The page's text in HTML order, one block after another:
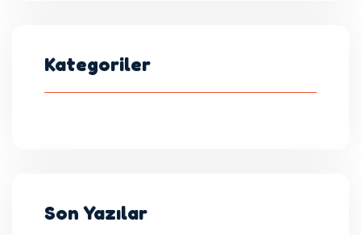
Kategoriler
Son Yazılar